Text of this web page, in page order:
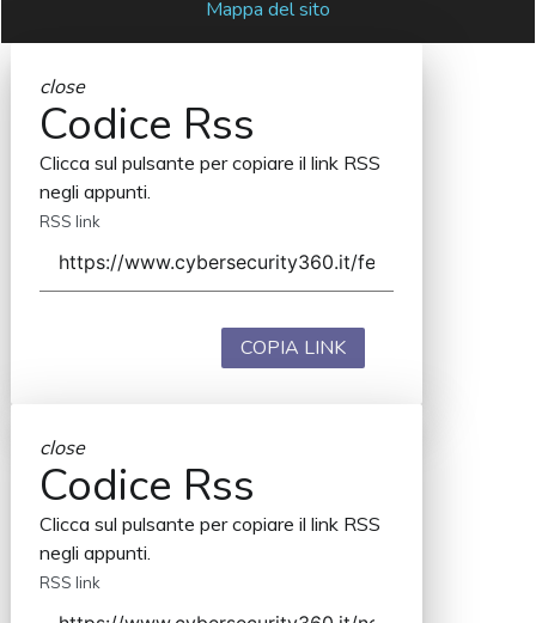
Mappa del sito
close
Codice Rss
Clicca sul pulsante per copiare il link RSS
negli appunti.
RSS link
COPIA LINK
close
Codice Rss
Clicca sul pulsante per copiare il link RSS
negli appunti.
RSS link